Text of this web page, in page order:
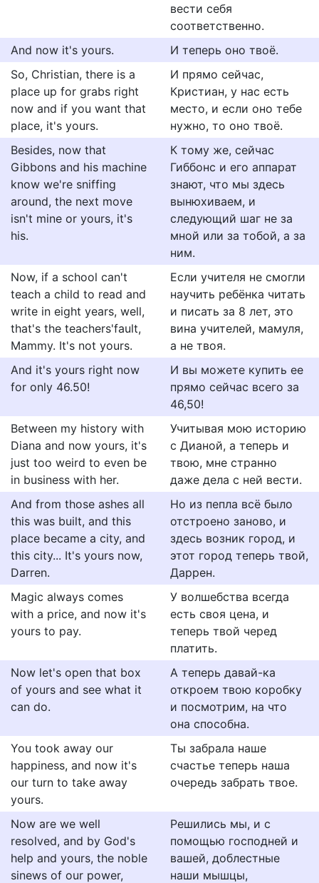
вести себя
соответственно.
And now it's yours.
И теперь оно твоё.
So, Christian, there is a
place up for grabs right
now and if you want that
place, it's yours.
И прямо сейчас,
Кристиан, у нас есть
место, и если оно тебе
нужно, то оно твоё.
Besides, now that
Gibbons and his machine
know we're sniffing
around, the next move
isn't mine or yours, it's
his.
К тому же, сейчас
Гиббонс и его аппарат
знают, что мы здесь
вынюхиваем, и
следующий шаг не за
мной или за тобой, а за
ним.
Now, if a school can't
teach a child to read and
write in eight years, well,
that's the teachers'fault,
Mammy. It's not yours.
Если учителя не смогли
научить ребёнка читать
и писать за 8 лет, это
вина учителей, мамуля,
а не твоя.
And it's yours right now
for only 46.50!
И вы можете купить ее
прямо сейчас всего за
46,50!
Between my history with
Diana and now yours, it's
just too weird to even be
in business with her.
Учитывая мою историю
с Дианой, а теперь и
твою, мне странно
даже дела с ней вести.
And from those ashes all
this was built, and this
place became a city, and
this city... It's yours now,
Darren.
Но из пепла всё было
отстроено заново, и
здесь возник город, и
этот город теперь твой,
Даррен.
Magic always comes
with a price, and now it's
yours to pay.
У волшебства всегда
есть своя цена, и
теперь твой черед
платить.
Now let's open that box
of yours and see what it
can do.
А теперь давай-ка
откроем твою коробку
и посмотрим, на что
она способна.
You took away our
happiness, and now it's
our turn to take away
yours.
Ты забрала наше
счастье теперь наша
очередь забрать твое.
Now are we well
resolved, and by God's
help and yours, the noble
sinews of our power,
Решились мы, и с
помощью господней и
вашей, доблестные
наши мышцы,